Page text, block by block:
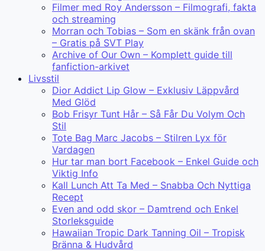
Filmer med Roy Andersson – Filmografi, fakta
och streaming
Morran och Tobias – Som en skänk från ovan
– Gratis på SVT Play
Archive of Our Own – Komplett guide till
fanfiction-arkivet
Livsstil
Dior Addict Lip Glow – Exklusiv Läppvård
Med Glöd
Bob Frisyr Tunt Hår – Så Får Du Volym Och
Stil
Tote Bag Marc Jacobs – Stilren Lyx för
Vardagen
Hur tar man bort Facebook – Enkel Guide och
Viktig Info
Kall Lunch Att Ta Med – Snabba Och Nyttiga
Recept
Even and odd skor – Damtrend och Enkel
Storleksguide
Hawaiian Tropic Dark Tanning Oil – Tropisk
Bränna & Hudvård